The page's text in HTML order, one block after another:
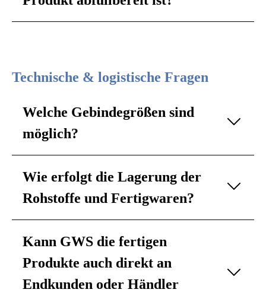
Technische & logistische Fragen
Welche Gebindegrößen sind
möglich?
Wie erfolgt die Lagerung der
Rohstoffe und Fertigwaren?
Kann GWS die fertigen
Produkte auch direkt an
Endkunden oder Händler